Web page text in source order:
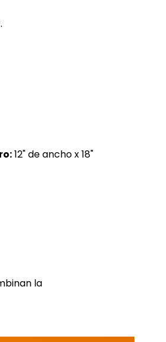
12" de ancho x 18"
la